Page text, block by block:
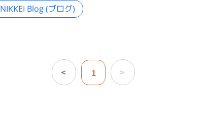
NIKKEI Blog (ブログ)
< 1 >